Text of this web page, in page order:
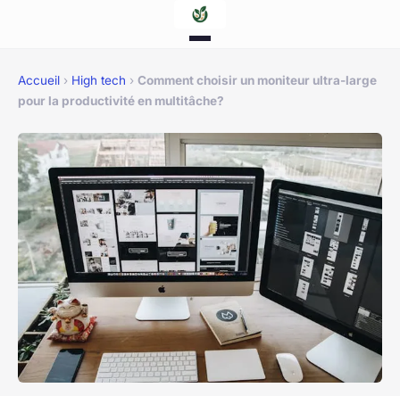
Accueil › High tech › Comment choisir un moniteur ultra-large
pour la productivité en multitâche?